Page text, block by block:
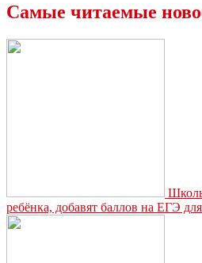
Самые читаемые
ребёнка, добавят баллов на ЕГЭ